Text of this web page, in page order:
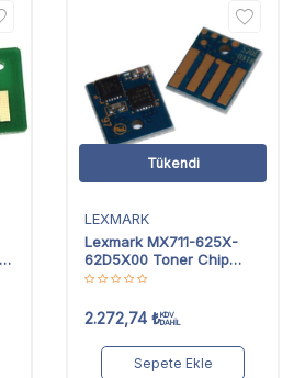
Tükendi
LEXMARK
Lexmark MX711-625X-
62D5X00 Toner Chip
Extra Yüksek Kapasiteli
2.272,74 ₺KDV
DAHİL
Sepete Ekle